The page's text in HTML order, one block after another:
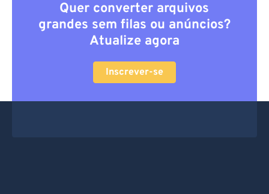
Quer converter arquivos
grandes sem filas ou anúncios?
Atualize agora
Inscrever-se